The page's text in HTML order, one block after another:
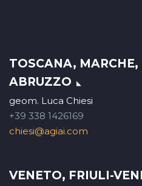
TOSCANA,
ABRUZZO
geom. Luca Chiesi
+39 338 1426169
chiesi@agiai.com
VENETO, FRIULI-